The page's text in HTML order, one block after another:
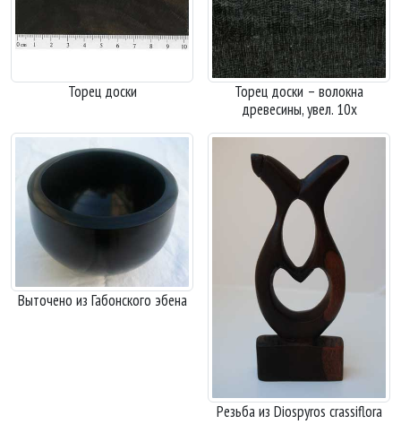
Торец доски
Торец доски – волокна
древесины, увел. 10х
Выточено из Габонского эбена
Резьба из Diospyros crassiflora